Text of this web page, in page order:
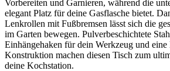
Vorbereiten und Garnieren, während die
elegant Platz für deine Gasflasche bietet.
Lenkrollen mit Fußbremsen lässt sich die
im Garten bewegen. Pulverbeschichtete
Einhängehaken für dein Werkzeug und eine
Konstruktion machen diesen Tisch zum
deine Kochstation.